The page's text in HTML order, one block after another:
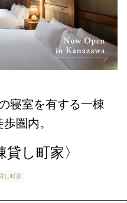
寝室を有する一棟
圏内。
し町家〉
し町家